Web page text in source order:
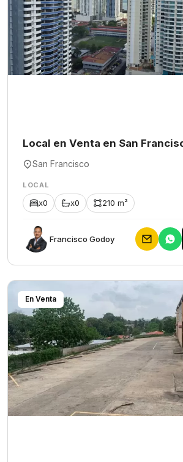
Local en Venta en San
San Francisco
LOCAL
x0 x0 210 m²
Francisco Godoy
En Venta